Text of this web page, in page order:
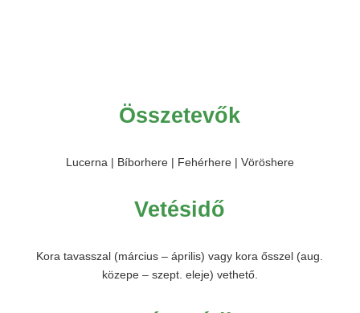
Összetevők
Lucerna | Bíborhere | Fehérhere | Vöröshere
Vetésidő
Kora tavasszal (március – április) vagy kora ősszel (aug.
közepe – szept. eleje) vethető.